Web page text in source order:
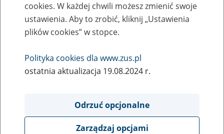
Zaproś ZUS do siebie - zakładanie profili
eZUS w siedzibie Twojej firmy
Rodzaj wydarzenia
Szkolenia
Obszar merytoryczny
obsługa klientów
cookies. W każdej chwili możesz zmienić swoje
ustawienia. Aby to zrobić, kliknij „Ustawienia
plików cookies” w stopce.
Polityka cookies dla www.zus.pl
ostatnia aktualizacja 19.08.2024 r.
Odrzuć opcjonalne
Zarządzaj opcjami